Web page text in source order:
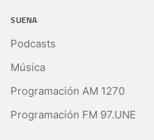
SUENA
Podcasts
Música
Programación AM 1270
Programación FM 97.UNE